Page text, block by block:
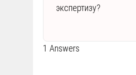
экспертизу?
1 Answers